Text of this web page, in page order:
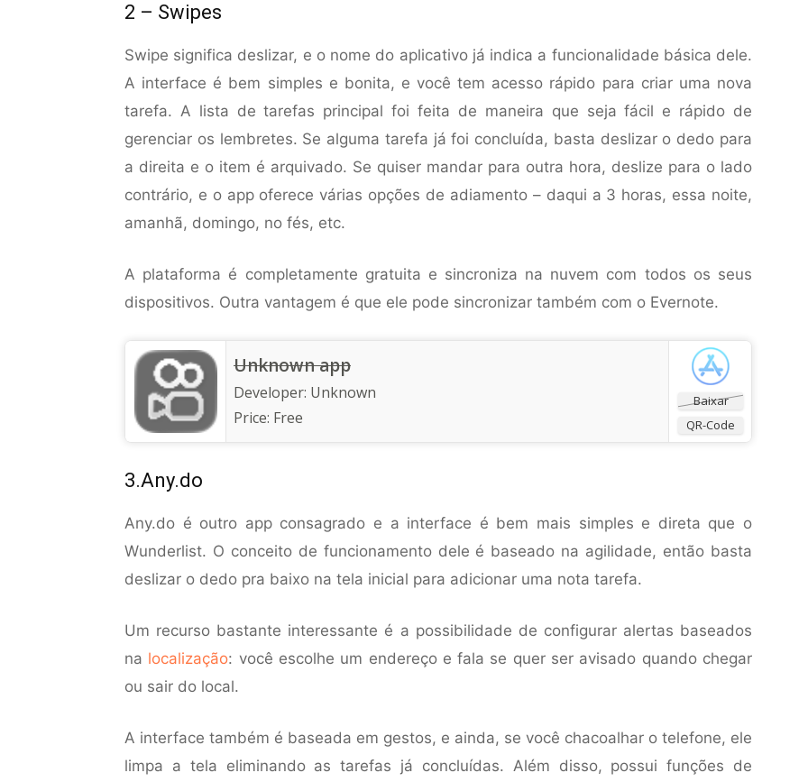
2 – Swipes
Swipe significa deslizar, e o nome do aplicativo já indica a funcionalidade básica dele.
A interface é bem simples e bonita, e você tem acesso rápido para criar uma nova
tarefa. A lista de tarefas principal foi feita de maneira que seja fácil e rápido de
gerenciar os lembretes. Se alguma tarefa já foi concluída, basta deslizar o dedo para
a direita e o item é arquivado. Se quiser mandar para outra hora, deslize para o lado
contrário, e o app oferece várias opções de adiamento – daqui a 3 horas, essa noite,
amanhã, domingo, no fés, etc.
A plataforma é completamente gratuita e sincroniza na nuvem com todos os seus
dispositivos. Outra vantagem é que ele pode sincronizar também com o Evernote.
Baixar
QR-Code
Unknown app
Developer: Unknown
Price: Free
3.Any.do
Any.do é outro app consagrado e a interface é bem mais simples e direta que o
Wunderlist. O conceito de funcionamento dele é baseado na agilidade, então basta
deslizar o dedo pra baixo na tela inicial para adicionar uma nota tarefa.
Um recurso bastante interessante é a possibilidade de configurar alertas baseados
na localização: você escolhe um endereço e fala se quer ser avisado quando chegar
ou sair do local.
A interface também é baseada em gestos, e ainda, se você chacoalhar o telefone, ele
limpa a tela eliminando as tarefas já concluídas. Além disso, possui funções de